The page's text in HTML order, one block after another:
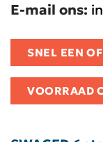
E-mail ons:
SNEL EEN
VOORRAAD